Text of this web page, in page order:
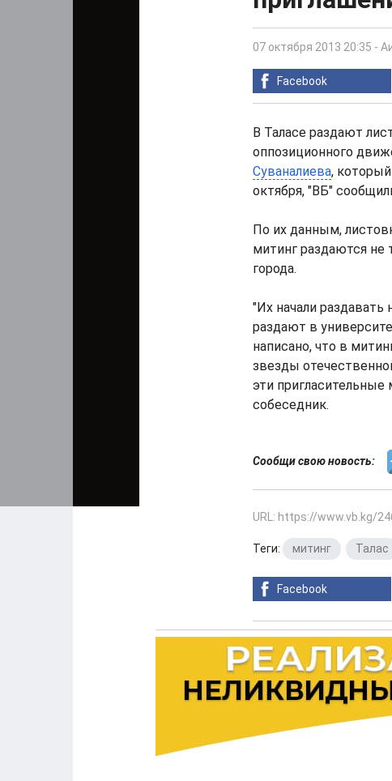
07 октября 2013 20:35 -
Facebook
В Таласе раздают
оппозиционного
Суваналиева,
октября, "ВБ"
По их данным,
митинг раздаются не
города.
"Их начали раздавать
раздают в
написано, что в
звезды
эти пригласительные
собеседник.
Сообщи свою новость:
URL: https://www.vb.kg/
Теги: митинг Талас
Facebook